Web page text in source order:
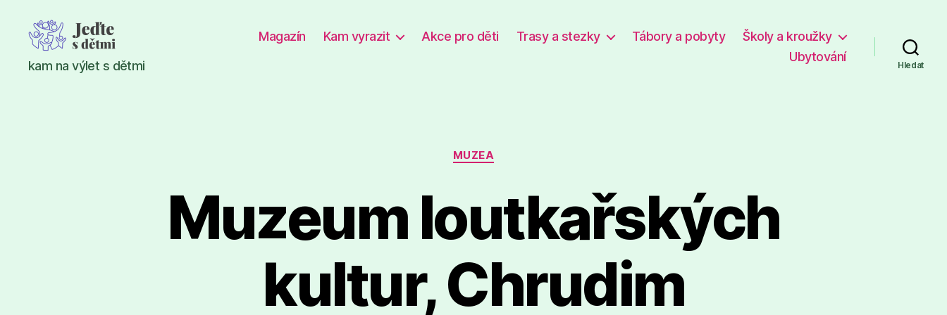
Jeďte
s
kam na výlet s dětmi
Magazín Kam vyrazit Akce pro děti Trasy a stezky Tábory a pobyty
Školy a kroužky
Ubytování
Hledat
Rubriky
MUZEA
Muzeum loutkařských
kultur, Chrudim